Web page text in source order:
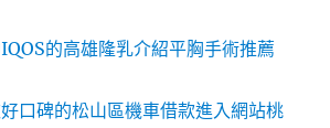
的高雄隆乳介紹平胸手術推薦
口碑的松山區機車借款進入網站桃